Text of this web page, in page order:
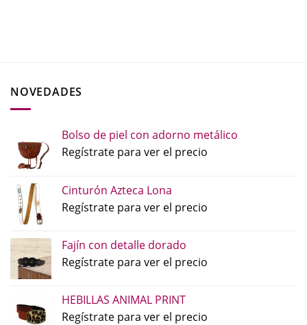
NOVEDADES
Bolso de piel con adorno metálico
Regístrate para ver el precio
Cinturón Azteca Lona
Regístrate para ver el precio
Fajín con detalle dorado
Regístrate para ver el precio
HEBILLAS ANIMAL PRINT
Regístrate para ver el precio